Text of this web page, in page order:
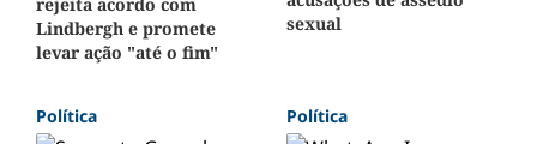
Lindbergh e promete
levar ação "até o fim"
sexual
Política Política